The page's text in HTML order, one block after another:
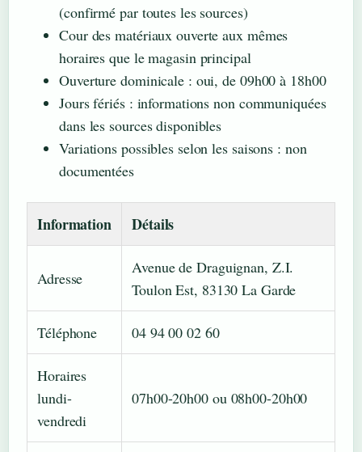
(confirmé par toutes les sources)
Cour des matériaux ouverte aux mêmes
horaires que le magasin principal
Ouverture dominicale : oui, de 09h00 à 18h00
Jours fériés : informations non communiquées
dans les sources disponibles
Variations possibles selon les saisons : non
documentées
Information Détails
Adresse
Avenue de Draguignan, Z.I.
Toulon Est, 83130 La Garde
Téléphone 04 94 00 02 60
Horaires
lundi-
vendredi
07h00-20h00 ou 08h00-20h00